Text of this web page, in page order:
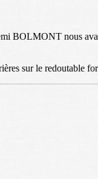
BOLMONT nous
sur le redoutable